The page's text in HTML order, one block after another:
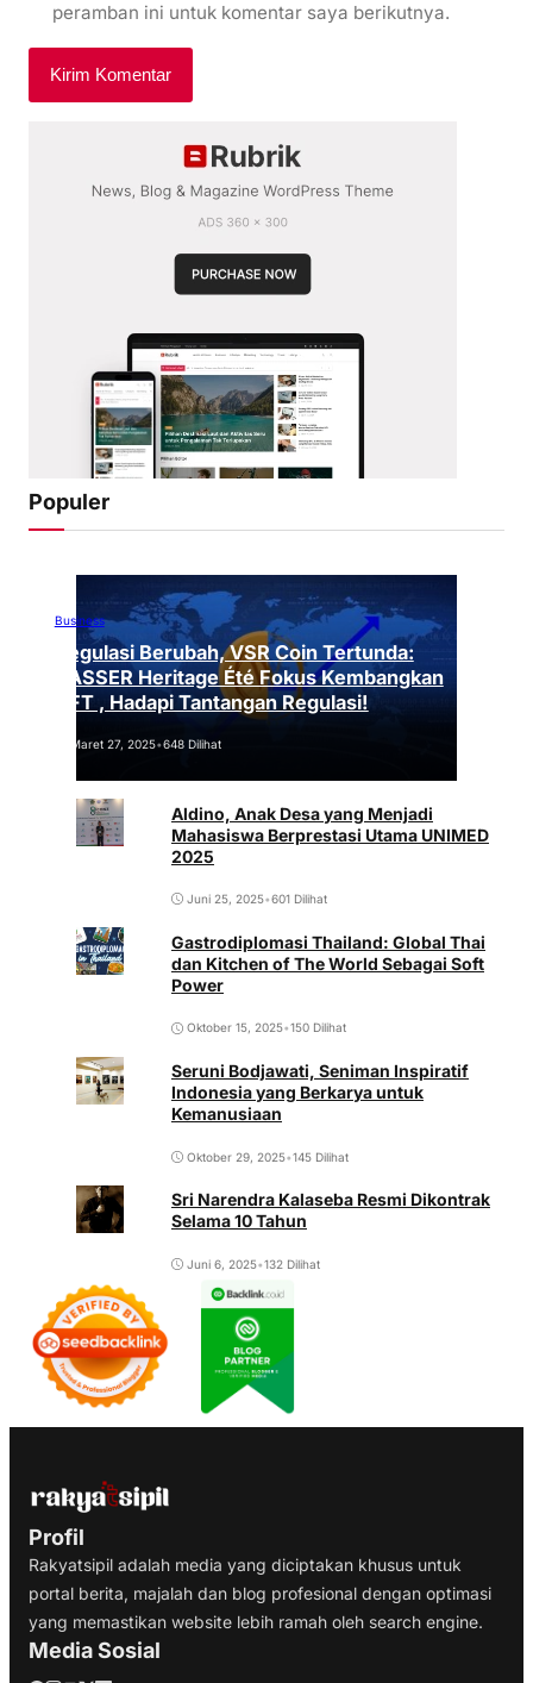
peramban ini untuk komentar saya berikutnya.
Populer
Business
Regulasi Berubah, VSR Coin Tertunda:
VASSER Heritage Été Fokus Kembangkan
NFT , Hadapi Tantangan Regulasi!
Maret 27, 2025•648 Dilihat
Aldino, Anak Desa yang Menjadi
Mahasiswa Berprestasi Utama UNIMED
2025
Juni 25, 2025•601 Dilihat
Gastrodiplomasi Thailand: Global Thai
dan Kitchen of The World Sebagai Soft
Power
Oktober 15, 2025•150 Dilihat
Seruni Bodjawati, Seniman Inspiratif
Indonesia yang Berkarya untuk
Kemanusiaan
Oktober 29, 2025•145 Dilihat
Sri Narendra Kalaseba Resmi Dikontrak
Selama 10 Tahun
Juni 6, 2025•132 Dilihat
Profil
Rakyatsipil adalah media yang diciptakan khusus untuk
portal berita, majalah dan blog profesional dengan optimasi
yang memastikan website lebih ramah oleh search engine.
Media Sosial